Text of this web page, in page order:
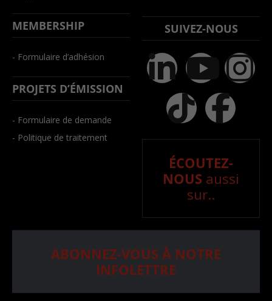
MEMBERSHIP
- Formulaire d’adhésion
PROJETS D’ÉMISSION
- Formulaire de demande
- Politique de traitement
SUIVEZ-NOUS
ÉCOUTEZ-
NOUS aussi
sur..
ABONNEZ-VOUS À NOTRE
INFOLETTRE